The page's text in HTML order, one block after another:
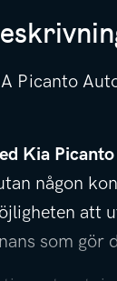
Picanto
Kia
någon
att
som gör